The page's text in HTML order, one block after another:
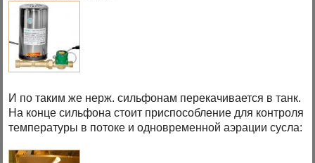
И по таким же нерж. сильфонам перекачивается в танк.
На конце сильфона стоит приспособление для контроля
температуры в потоке и одновременной аэрации сусла: